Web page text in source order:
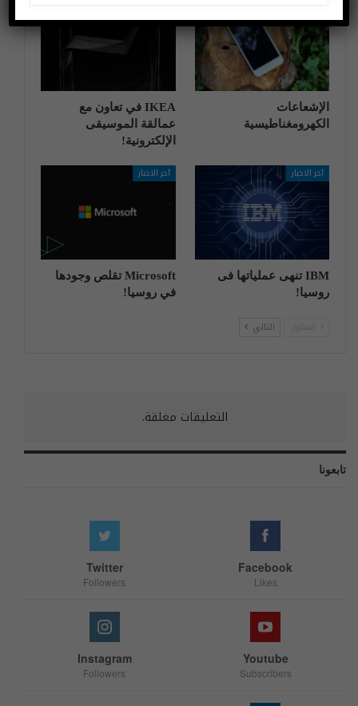
الإشعاعات
الكهرومغناطيسية
IKEA في تعاون مع
عمالقة الموسيقى
الإلكترونية!
آخر الاخبار
IBM تنهی عملیاتها فی
روسیا!
آخر الاخبار
Microsoft تقلص وجودها
في روسيا!
التالي
التعليقات مغلقة.
تابعونا
Facebook
Likes
Twitter
Followers
Youtube
Subscribers
Instagram
Followers